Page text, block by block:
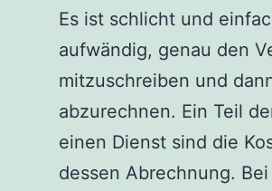
Es ist schlicht und
aufwändig, genau den
mitzuschreiben und
abzurechnen. Ein Teil
einen Dienst sind die
dessen Abrechnung.